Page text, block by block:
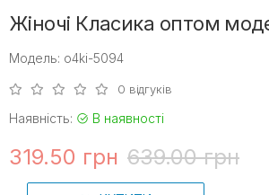
Жіночі Класика оптом
Модель: o4ki-5094
0 відгуків
Наявність: В наявності
319.50 грн 639.00 грн